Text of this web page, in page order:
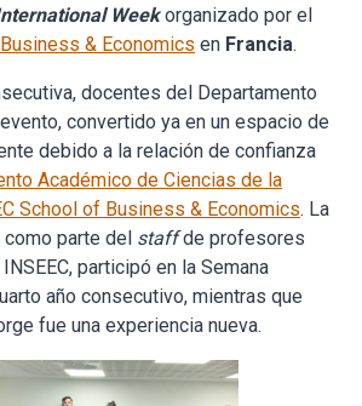
Weekorganizado por el
Business & Economics en Francia.
docentes del Departamento
convertido ya en un espacio de
debido a la relación de confianza
Académico de Ciencias de la
School of Business & Economics. La
parte del staffde profesores
participó en la Semana
año consecutivo, mientras que
fue una experiencia nueva.